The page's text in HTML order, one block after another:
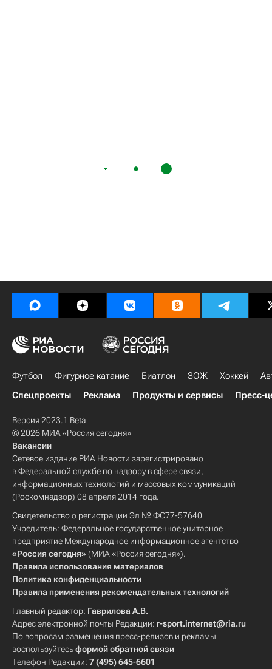
Футбол Фигурное катание Биатлон ЗОЖ Хоккей
Спецпроекты
Реклама Продукты и сервисы Пресс-
Версия 2023.1 Beta
© 2026 МИА «Россия сегодня»
Вакансии
Сетевое издание РИА Новости зарегистрировано
в Федеральной службе по надзору в сфере связи,
информационных технологий и массовых коммуникаций
(Роскомнадзор) 08 апреля 2014 года.
Свидетельство о регистрации Эл № ФС77-57640
Учредитель: Федеральное государственное унитарное
предприятие Международное информационное агентство
«Россия сегодня» (МИА «Россия сегодня»).
Правила использования материалов
Политика конфиденциальности
Правила применения рекомендательных технологий
Главный редактор: Гаврилова А.В.
Адрес электронной почты Редакции: r-sport.internet@ria.ru
По вопросам размещения пресс-релизов и рекламы
воспользуйтесьформой обратной связи
Телефон Редакции: 7 (495) 645-6601